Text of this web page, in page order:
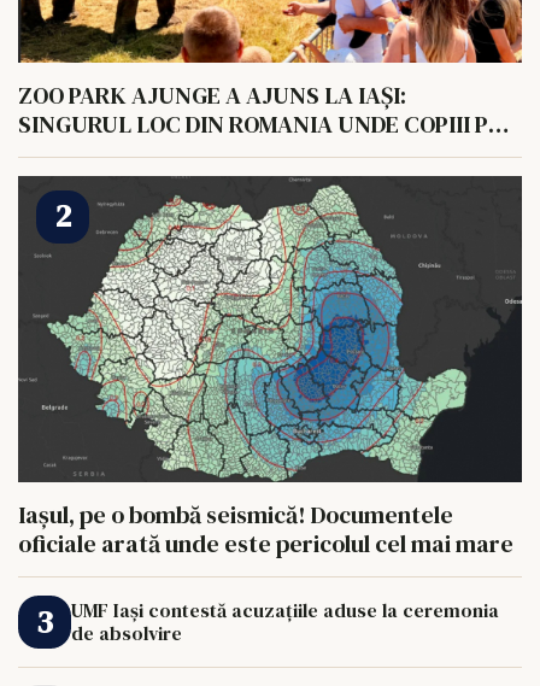
ZOO PARK AJUNGE A AJUNS LA IAȘI:
SINGURUL LOC DIN ROMANIA UNDE COPIII POT
HRANI UN ELEFANT
Iașul, pe o bombă seismică! Documentele
oficiale arată unde este pericolul cel mai mare
UMF Iași contestă acuzațiile aduse la ceremonia
de absolvire